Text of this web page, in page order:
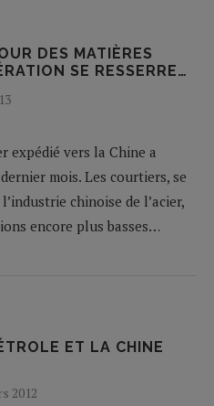
DES MATIÈRES
SE RESSERRE…
expédié vers la Chine a
mois. Les courtiers, se
chinoise de l’acier,
encore plus basses…
ET LA CHINE
2012